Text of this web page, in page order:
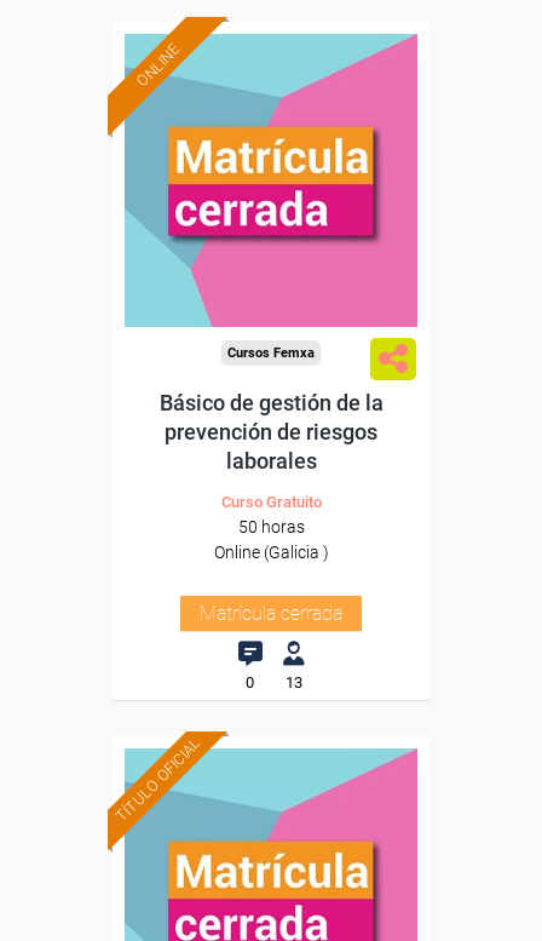
ONLINE
Cursos Femxa
Básico de gestión de la
prevención de riesgos
laborales
Curso Gratuito
50 horas
Online (Galicia )
Matrícula cerrada
0 13
TÍTULO OFICIAL